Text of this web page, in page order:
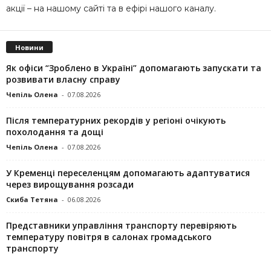
акції – на нашому сайті та в ефірі нашого каналу.
Новини
Як офіси “Зроблено в Україні” допомагають запускaти та
розвивати власну справу
Чепіль Олена - 07.08.2026
Після температурних рекордів у регіоні очікують
похолодання та дощі
Чепіль Олена - 07.08.2026
У Кременці переселенцям допомагають адаптуватися
через вирощування розсади
Скиба Тетяна - 06.08.2026
Представники управління транспорту перевіряють
температуру повітря в салонах громадського
транспорту